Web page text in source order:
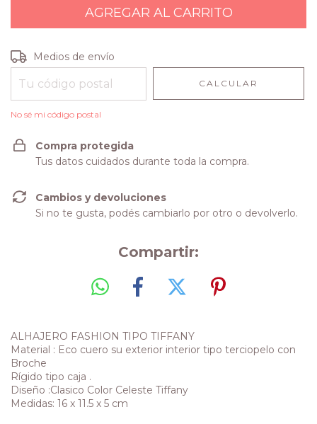
Entregas para el CP:
Medios de envío
CALCULAR
No sé mi código postal
Compra protegida
Tus datos cuidados durante toda la compra.
Cambios y devoluciones
Si no te gusta, podés cambiarlo por otro o devolverlo.
Compartir:
ALHAJERO FASHION TIPO TIFFANY
Material : Eco cuero su exterior interior tipo terciopelo con
Broche
Rígido tipo caja .
Diseño :Clasico Color Celeste Tiffany
Medidas: 16 x 11.5 x 5 cm